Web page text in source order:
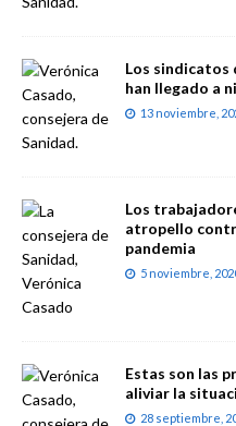
Los sindicatos
han llegado a
13 noviembre,
Los
atropello
pandemia
5 noviembre,
Estas son las
aliviar la
28 septiembre,